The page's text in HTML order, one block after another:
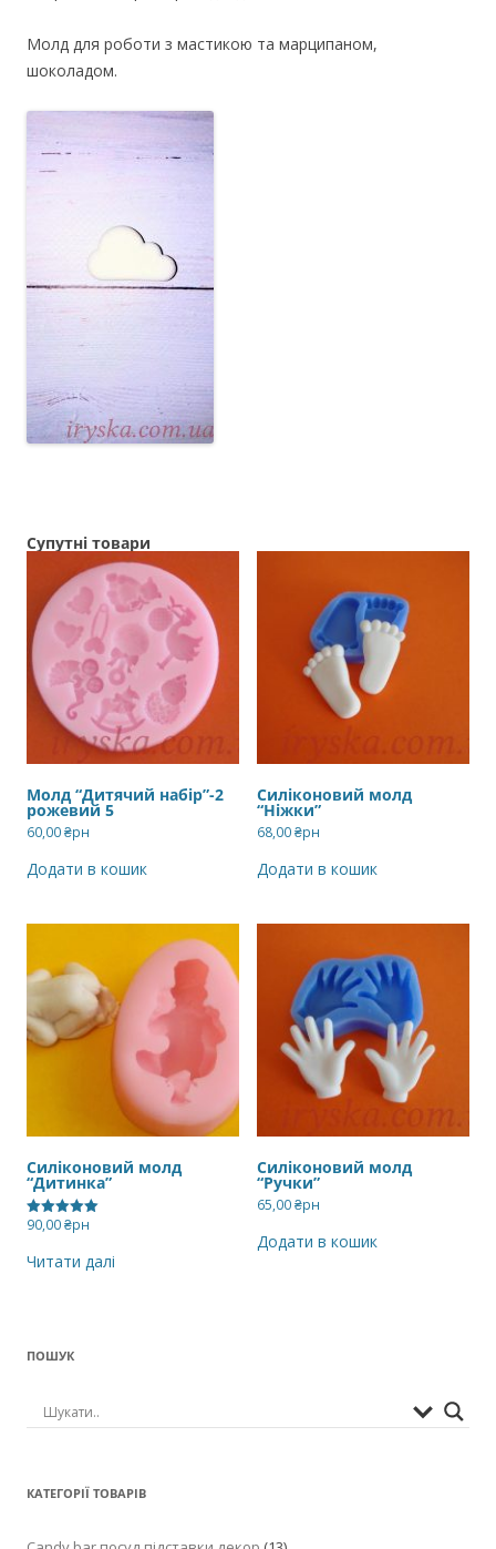
Молд для роботи з мастикою та марципаном,
шоколадом.
Супутні товари
Молд “Дитячий набір”-2
рожевий 5
60,00₴рн
Додати в кошик
Силіконовий молд
“Ніжки”
68,00₴рн
Додати в кошик
Силіконовий молд
“Дитинка”
Оцінено в
90,00₴рн
Читати далі
Силіконовий молд
“Ручки”
65,00₴рн
Додати в кошик
ПОШУК
КАТЕГОРІЇ ТОВАРІВ